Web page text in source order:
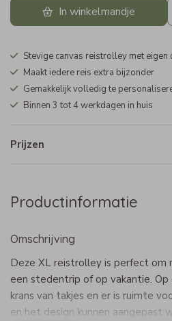
In winkelmandje
Stevige canvas reistrolley met eigen
Maakt iedere reis extra bijzonder
Gemakkelijk volledig te
Binnen 3 tot 4 werkdagen in huis
Prijzen
Productinformatie
Omschrijving
Deze XL reistrolley is perfect
een stedentrip of op vakantie.
krans van takjes en er is ruimte
en het design kunnen aangepast